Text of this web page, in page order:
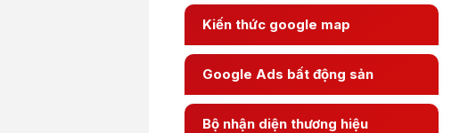
Kiến thức google map
Google Ads bất động sản
Bộ nhận diện thương hiệu